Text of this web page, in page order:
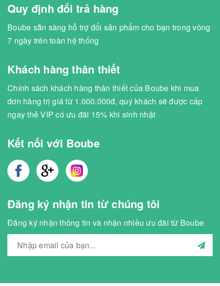
Quy định đổi trả hàng
Boube sẵn sàng hỗ trợ đổi sản phẩm cho bạn trong vòng
7 ngày trên toàn hệ thống
Khách hàng thân thiết
Chính sách khách hàng thân thiết của Boube khi mua
đơn hàng trị giá từ 1.000.000đ, quý khách sẽ được cấp
ngay thẻ VIP có ưu đãi 15% khi sinh nhật
Kết nối với Boube
Đăng ký nhận tin từ chúng tôi
Đăng ký nhận thông tin và nhận nhiều ưu đãi từ Boube